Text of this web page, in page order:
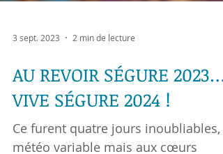
3 sept. 2023 2 min de lecture
AU REVOIR SÉGURE 2023…
VIVE SÉGURE 2024 !